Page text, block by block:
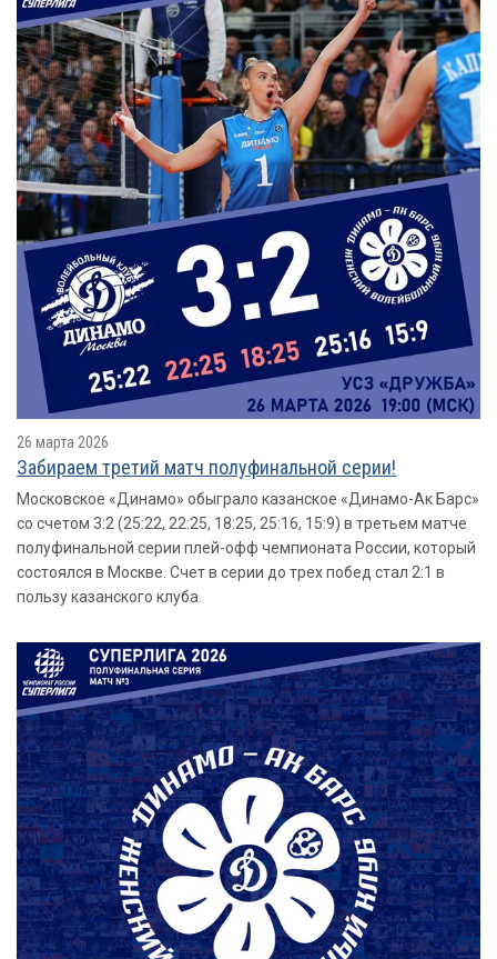
26 марта 2026
Забираем третий матч полуфинальной серии!
Московское «Динамо» обыграло казанское «Динамо-Ак Барс»
со счетом 3:2 (25:22, 22:25, 18:25, 25:16, 15:9) в третьем матче
полуфинальной серии плей-офф чемпионата России, который
состоялся в Москве. Счет в серии до трех побед стал 2:1 в
пользу казанского клуба.